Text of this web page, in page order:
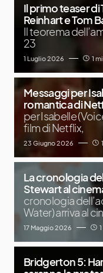
Il primo teaser
Reinhart e Tom
Il teorema
23
1 Luglio 2026 1
Messaggi per
romantica di
per Isabelle
film di Netflix,
23 Giugno 2026
La cronologia
Stewart al
cronologia
Water) arriva al
17 Maggio 2026
Bridgerton 5: